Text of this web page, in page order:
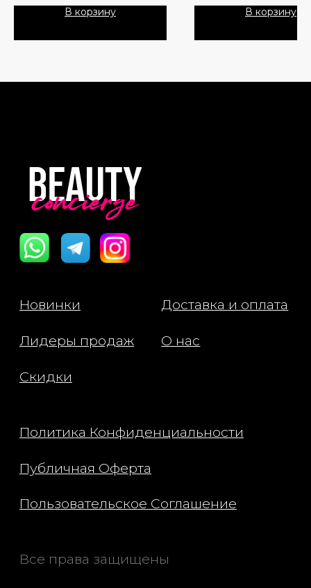
В корзину В корзину
Пользовательское Соглашение